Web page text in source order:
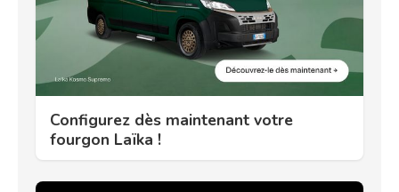
Configurez dès maintenant votre
fourgon Laïka !